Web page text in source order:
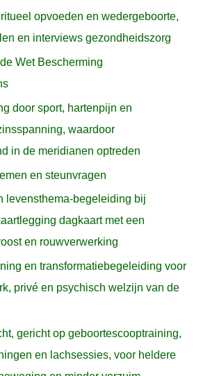
opvoeden en wedergeboorte,
en interviews gezondheidszorg
Wet Bescherming
door sport, hartenpijn en
waardoor
in de meridianen optreden
en steunvragen
levensthema-begeleiding bij
dagkaart met een
en rouwverwerking
en transformatiebegeleiding voor
privé en psychisch welzijn van de
gericht op geboortescooptraining,
en lachsessies, voor heldere